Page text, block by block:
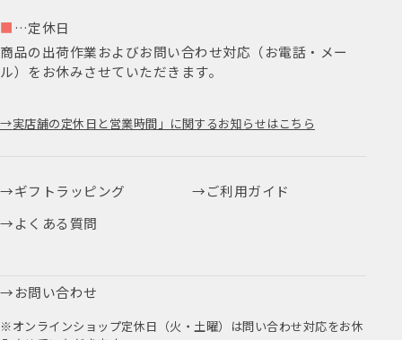
■ …定休日
商品の出荷作業およびお問い合わせ対応（お電話・メー
ル）をお休みさせていただきます。
実店舗の定休日と営業時間」に関するお知らせはこちら
ギフトラッピング
ご利用ガイド
よくある質問
お問い合わせ
※オンラインショップ定休日（火・土曜）は問い合わせ対応をお休